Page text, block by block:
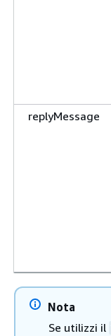
replyMessage
Nota
Se utilizzi il